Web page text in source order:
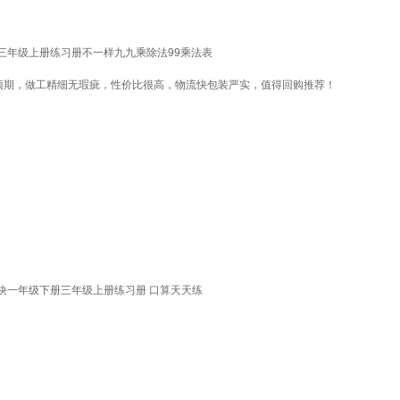
年级上册练习册不一样九九乘除法99乘法表
，做工精细无瑕疵，性价比很高，物流快包装严实，值得回购推荐！
一年级下册三年级上册练习册 口算天天练